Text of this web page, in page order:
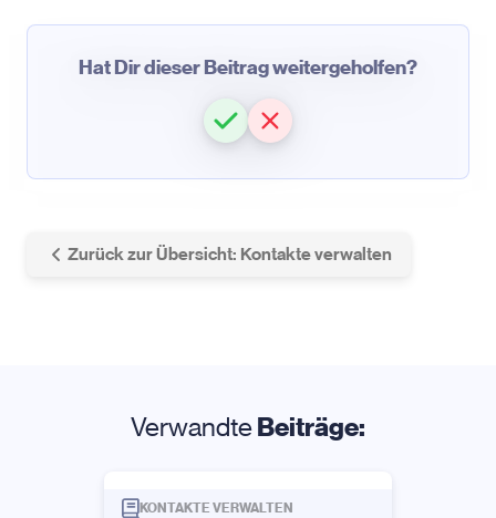
Hat Dir dieser Beitrag weitergeholfen?
Zurück zur Übersicht: Kontakte verwalten
VerwandteBeiträge:
KONTAKTE VERWALTEN